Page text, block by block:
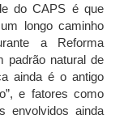
do CAPS é que
longo caminho
a Reforma
padrão natural de
ainda é o antigo
e fatores como
envolvidos ainda